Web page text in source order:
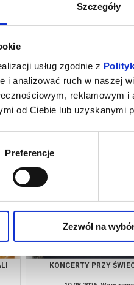
Szczegóły
usług zgodnie z
i analizować ruch w naszej
reklamowym
od Ciebie lub uzyskanymi
Preferencje
Zezwól na
bilet
KONCERT CHOPINOWSKI
KONCERTY PRZY